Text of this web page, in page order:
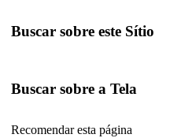
Buscar sobre este Sítio
Buscar sobre a Tela
Recomendar esta página